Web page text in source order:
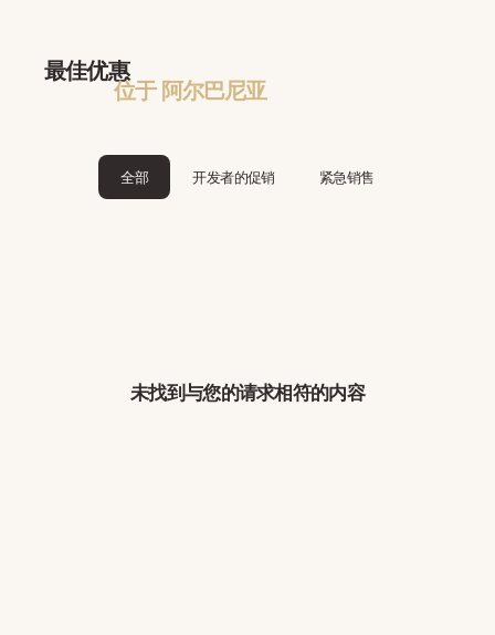
最佳优惠
位于 阿尔巴尼亚
全部 开发者的促销 紧急销售
未找到与您的请求相符的内容